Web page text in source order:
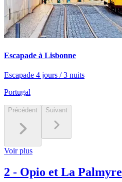
Escapade à Lisbonne
Escapade 4 jours / 3 nuits
Portugal
Précédent Suivant
Voir plus
2 - Opio et La Palmyre